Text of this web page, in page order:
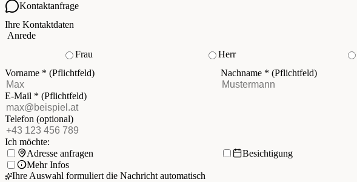
Kontaktanfrage
Ihre Kontaktdaten
Anrede
Frau
Herr
Vorname * (Pflichtfeld) Nachname * (Pflichtfeld)
E-Mail * (Pflichtfeld)
Telefon (optional)
Ich möchte:
Adresse anfragen
Besichtigung
Mehr Infos
Ihre Auswahl formuliert die Nachricht automatisch